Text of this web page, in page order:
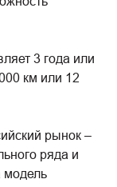
3 года или
км или 12
рынок –
ряда и
модель